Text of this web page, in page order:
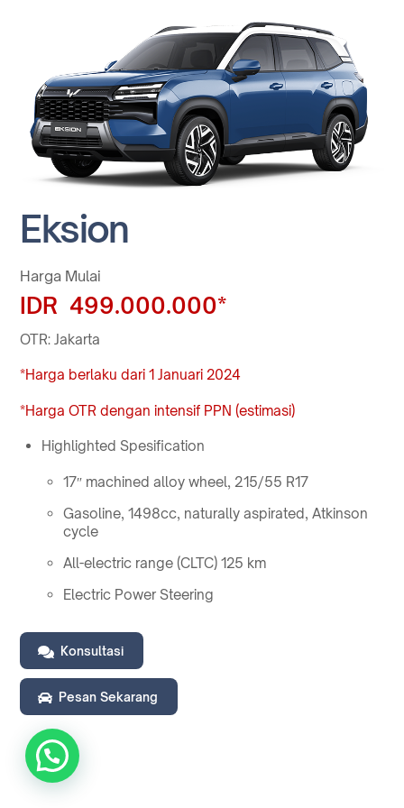
Eksion
Harga Mulai
IDR 499.000.000*
OTR: Jakarta
*Harga berlaku dari 1 Januari 2024
*Harga OTR dengan intensif PPN (estimasi)
Highlighted Spesification
17″ machined alloy wheel, 215/55 R17
Gasoline, 1498cc, naturally aspirated, Atkinson
cycle
All-electric range (CLTC) 125 km
Electric Power Steering
Konsultasi
Pesan Sekarang